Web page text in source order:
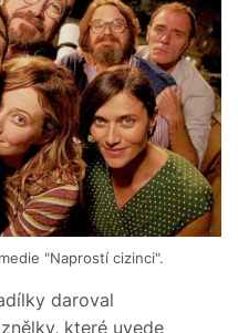
"Naprostí cizinci".
daroval
které uvede